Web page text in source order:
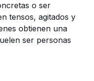
o ser
tensos, agitados y
obtienen una
ser personas